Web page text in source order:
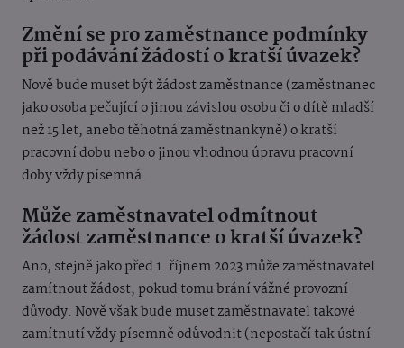
Změní se pro zaměstnance podmínky
při podávání žádostí o kratší úvazek?
Nově bude muset být žádost zaměstnance (zaměstnanec
jako osoba pečující o jinou závislou osobu či o dítě mladší
než 15 let, anebo těhotná zaměstnankyně) o kratší
pracovní dobu nebo o jinou vhodnou úpravu pracovní
doby vždy písemná.
Může zaměstnavatel odmítnout
žádost zaměstnance o kratší úvazek?
Ano, stejně jako před 1. říjnem 2023 může zaměstnavatel
zamítnout žádost, pokud tomu brání vážné provozní
důvody. Nově však bude muset zaměstnavatel takové
zamítnutí vždy písemně odůvodnit (nepostačí tak ústní